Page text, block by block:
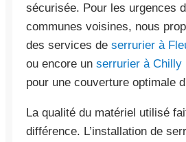
sécurisée. Pour les urgences
communes voisines, nous
des services de serrurier à
ou encore un serrurier à Chilly
pour une couverture optimale
La qualité du matériel utilisé
différence. L’installation de